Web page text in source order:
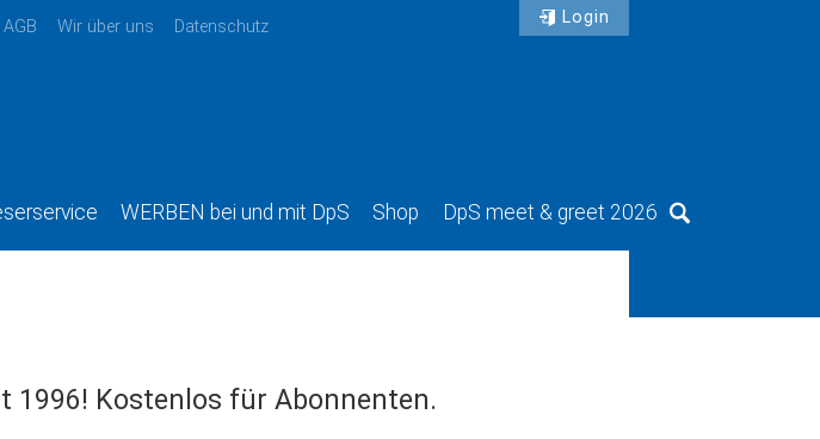
AGB Wir über uns Datenschutz Login
WERBEN bei und mit DpS Shop DpS meet & greet 2026 Suche
1996! Kostenlos für Abonnenten.